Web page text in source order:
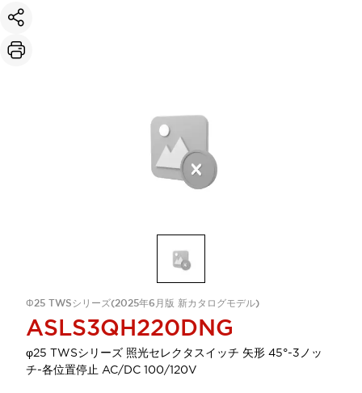
Φ25 TWSシリーズ(2025年6月版 新カタログモデル)
ASLS3QH220DNG
φ25 TWSシリーズ 照光セレクタスイッチ 矢形 45°-3ノッ
チ-各位置停止 AC/DC 100/120V